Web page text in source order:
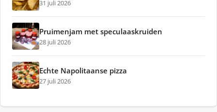
31 juli 2026
Pruimenjam met speculaaskruiden
28 juli 2026
Echte Napolitaanse pizza
27 juli 2026